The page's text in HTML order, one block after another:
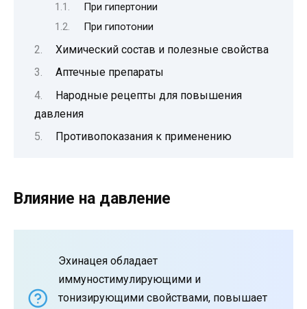
При гипертонии
При гипотонии
Химический состав и полезные свойства
Аптечные препараты
Народные рецепты для повышения
давления
Противопоказания к применению
Влияние на давление
Эхинацея обладает
иммуностимулирующими и
тонизирующими свойствами, повышает